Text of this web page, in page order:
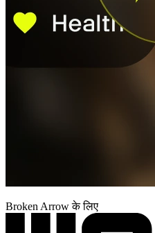
Broken Arrow के लिए